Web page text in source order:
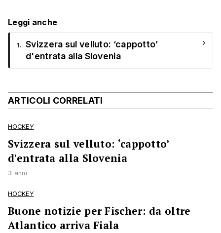
Leggi anche
1. Svizzera sul velluto: ‘cappotto’
d'entrata alla Slovenia
›
ARTICOLI CORRELATI
HOCKEY
Svizzera sul velluto: ‘cappotto’
d'entrata alla Slovenia
3 anni
HOCKEY
Buone notizie per Fischer: da oltre
Atlantico arriva Fiala